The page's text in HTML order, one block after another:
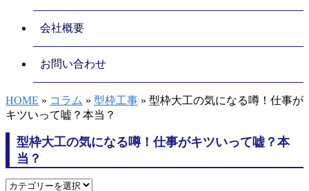
会社概要
お問い合わせ
HOME » コラム » 型枠工事 » 型枠大工の気になる噂！仕事が
キツいって嘘？本当？
型枠大工の気になる噂！仕事がキツいって嘘？本
当？